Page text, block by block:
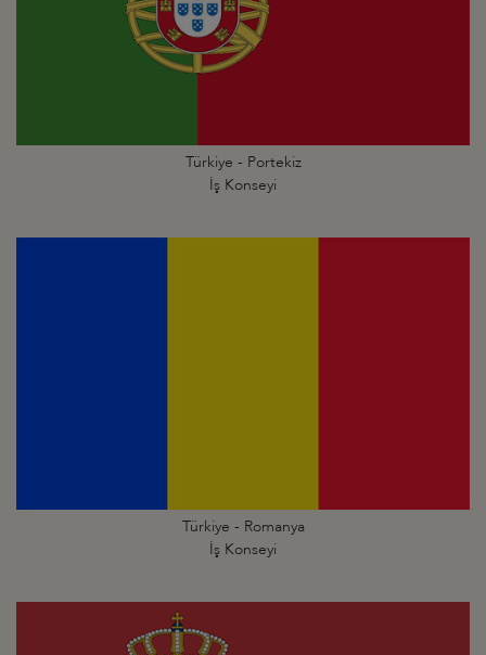
Türkiye - Portekiz
İş Konseyi
Türkiye - Romanya
İş Konseyi